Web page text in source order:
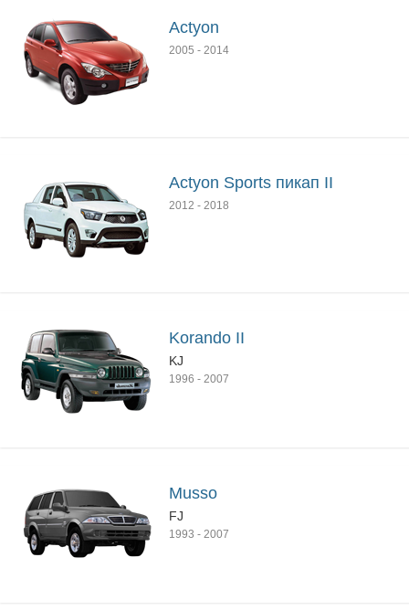
Actyon
2005 - 2014
Actyon Sports пикап II
2012 - 2018
Korando II
KJ
1996 - 2007
Musso
FJ
1993 - 2007